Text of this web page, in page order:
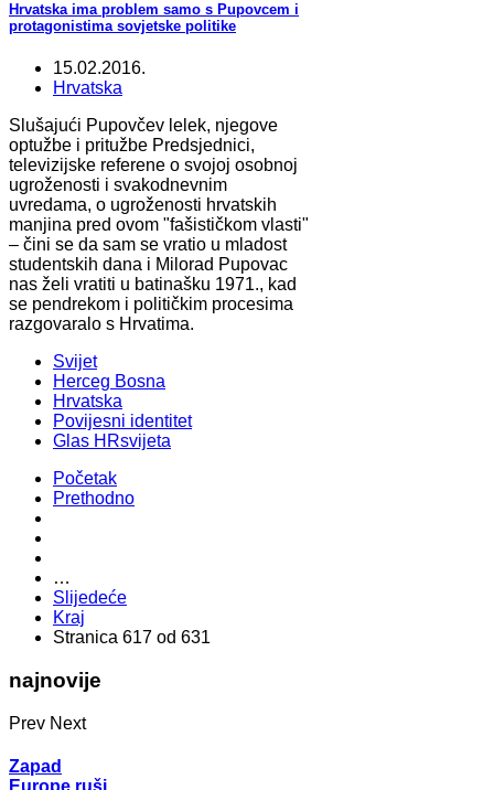
Hrvatska ima problem samo s Pupovcem i
protagonistima sovjetske politike
15.02.2016.
Hrvatska
Slušajući Pupovčev lelek, njegove
optužbe i pritužbe Predsjednici,
televizijske referene o svojoj osobnoj
ugroženosti i svakodnevnim
uvredama, o ugroženosti hrvatskih
manjina pred ovom "fašističkom vlasti"
– čini se da sam se vratio u mladost
studentskih dana i Milorad Pupovac
nas želi vratiti u batinašku 1971., kad
se pendrekom i političkim procesima
razgovaralo s Hrvatima.
Svijet
Herceg Bosna
Hrvatska
Povijesni identitet
Glas HRsvijeta
Početak
Prethodno
…
Slijedeće
Kraj
Stranica 617 od 631
najnovije
Prev Next
Zapad
Europe ruši